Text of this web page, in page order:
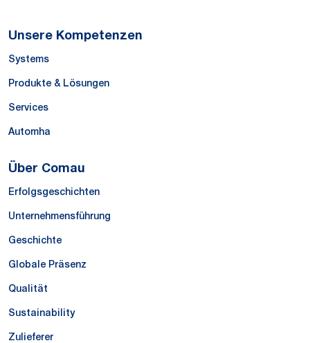
Unsere Kompetenzen
Systems
Produkte & Lösungen
Services
Automha
Über Comau
Erfolgsgeschichten
Unternehmensführung
Geschichte
Globale Präsenz
Qualität
Sustainability
Zulieferer